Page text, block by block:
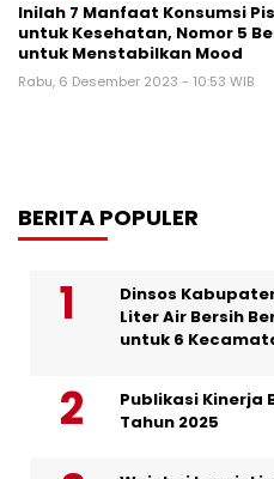
Inilah 7 Manfaat Konsumsi
untuk Kesehatan, Nomor 5
untuk Menstabilkan Mood
Rabu, 6 Desember 2023 - 10:53 WIB
BERITA POPULER
Dinsos
Liter Air Bersih
untuk 6
Publikasi Kinerja
Tahun 2025